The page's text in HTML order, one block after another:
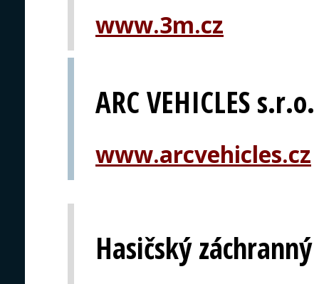
www.3m.cz
ARC VEHICLES s.r.o.
www.arcvehicles.cz
Hasičský